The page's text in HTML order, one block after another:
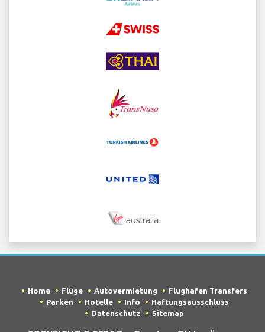
Home Flüge Autovermietung
Flughafen Transfers
Parken
Hotelle Info
Haftungsausschluss
Datenschutz
Sitemap